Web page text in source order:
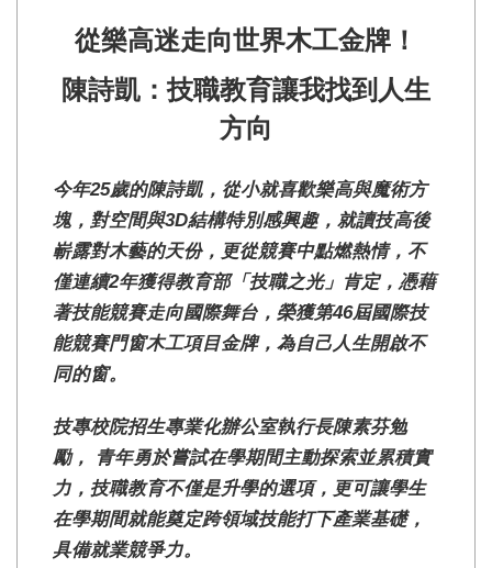
從樂高迷走向世界木工金牌！
陳詩凱：技職教育讓我找到人生
方向
今年25歲的陳詩凱，從小就喜歡樂高與魔術方
塊，對空間與3D結構特別感興趣，就讀技高後
嶄露對木藝的天份，更從競賽中點燃熱情，不
僅連續2年獲得教育部「技職之光」 肯定， 憑藉
著技能競賽走向國際舞台， 榮獲第46屆國際技
能競賽門窗木工項目金牌， 為自己人生開啟不
同的窗。
技專校院招生專業化辦公室執行長陳素芬勉
勵， 青年勇於嘗試在學期間主動探索並累積實
力，技職教育不僅是升學的選項，更可讓學生
在學期間就能奠定跨領域技能打下產業基礎，
具備就業競爭力。